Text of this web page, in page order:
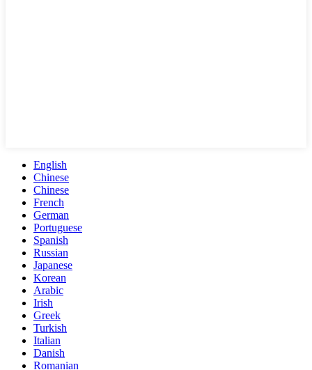
English
Chinese
Chinese
French
German
Portuguese
Spanish
Russian
Japanese
Korean
Arabic
Irish
Greek
Turkish
Italian
Danish
Romanian